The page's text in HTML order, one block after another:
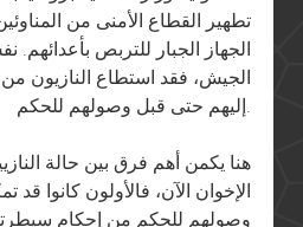
تطهير القطاع الأمنى من
الجهاز الجبار للتربص
الجيش، فقد استطاع النازيون
إليهم حتى قبل وصولهم للحكم.
الإخوان الآن، فالأولون كانوا قد
وصولهم للحكم من إحكام